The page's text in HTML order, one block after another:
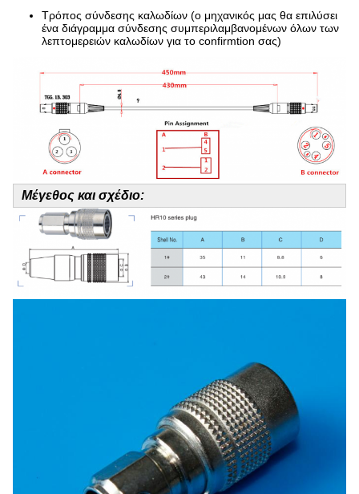
Τρόπος σύνδεσης καλωδίων (ο μηχανικός μας θα επιλύσει
ένα διάγραμμα σύνδεσης συμπεριλαμβανομένων όλων των
λεπτομερειών καλωδίων για το confirmtion σας)
Μέγεθος και σχέδιο: